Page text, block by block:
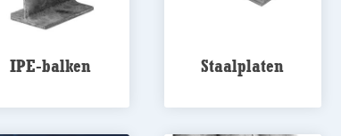
IPE-balken Staalplaten